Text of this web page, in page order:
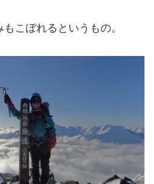
こぼれるというもの。